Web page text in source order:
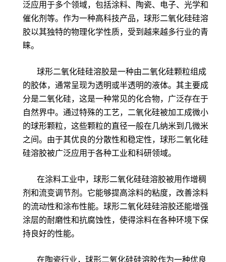
泛应用于多个领域，包括涂料、陶瓷、电子、光学和
催化剂等。作为一种高科技产品，球形二氧化硅硅溶
胶以其独特的物理化学性质，受到越来越多行业的青
睐。
球形二氧化硅硅溶胶是一种由二氧化硅颗粒组成
的胶体，通常呈现为透明或半透明的液体。其主要成
分是二氧化硅，这是一种常见的化合物，广泛存在于
自然界中。通过特殊的工艺，二氧化硅被加工成微小
的球形颗粒，这些颗粒的直径一般在几纳米到几微米
之间。由于其优良的分散性和稳定性，球形二氧化硅
硅溶胶被广泛应用于各种工业和科研领域。
在涂料工业中，球形二氧化硅硅溶胶被用作增稠
剂和流变调节剂。它能够提高涂料的粘度，改善涂料
的流动性和涂布性能。球形二氧化硅硅溶胶还能增强
涂层的耐磨性和抗腐蚀性，使得涂料在各种环境下保
持良好的性能。
在陶瓷行业，球形二氧化硅硅溶胶作为一种优良